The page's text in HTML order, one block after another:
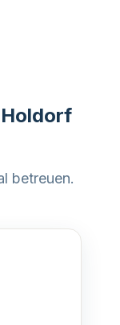
betreuen.